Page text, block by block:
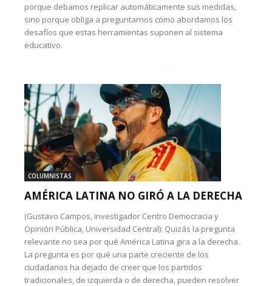
porque debamos replicar automáticamente sus medidas,
sino porque obliga a preguntarnos cómo abordamos los
desafíos que estas herramientas suponen al sistema
educativo.
COLUMNISTAS
AMÉRICA LATINA NO GIRÓ A LA DERECHA
(Gustavo Campos, investigador Centro Democracia y
Opinión Pública, Universidad Central): Quizás la pregunta
relevante no sea por qué América Latina gira a la derecha.
La pregunta es por qué una parte creciente de los
ciudadanos ha dejado de creer que los partidos
tradicionales, de izquierda o de derecha, pueden resolver